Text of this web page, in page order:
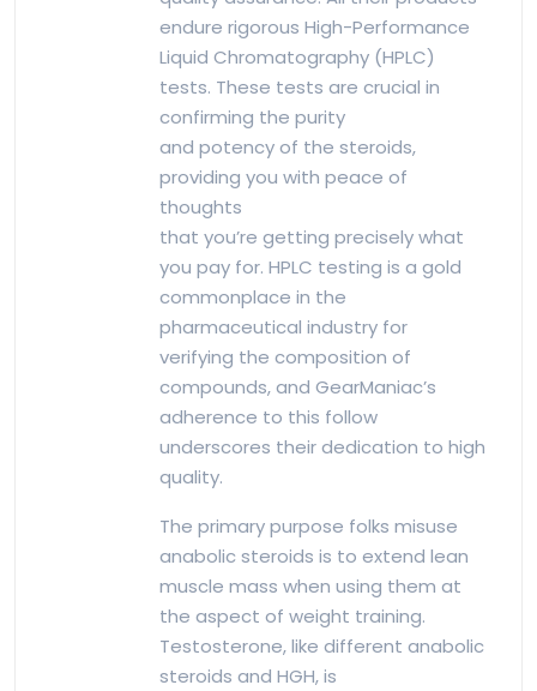
endure rigorous High-Performance
Liquid Chromatography (HPLC)
tests. These tests are crucial in
confirming the purity
and potency of the steroids,
providing you with peace of
thoughts
that you’re getting precisely what
you pay for. HPLC testing is a gold
commonplace in the
pharmaceutical industry for
verifying the composition of
compounds, and GearManiac’s
adherence to this follow
underscores their dedication to high
quality.
The primary purpose folks misuse
anabolic steroids is to extend lean
muscle mass when using them at
the aspect of weight training.
Testosterone, like different anabolic
steroids and HGH, is